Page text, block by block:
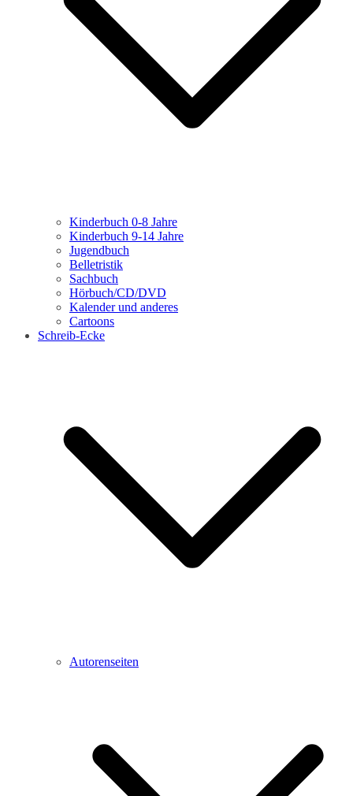
Kinderbuch 0-8 Jahre
Kinderbuch 9-14 Jahre
Jugendbuch
Belletristik
Sachbuch
Hörbuch/CD/DVD
Kalender und anderes
Cartoons
Schreib-Ecke
Autorenseiten